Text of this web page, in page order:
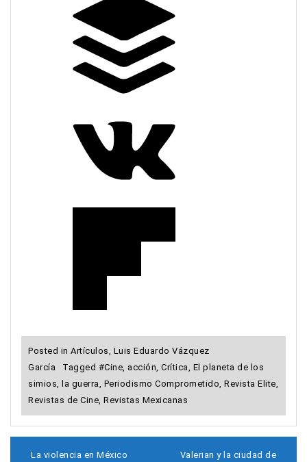
Posted in Artículos, Luis Eduardo Vázquez
García
Tagged #Cine, acción, Crítica, El planeta de los
simios, la guerra, Periodismo Comprometido, Revista Elite,
Revistas de Cine, Revistas Mexicanas
La violencia en México
Valerian y la ciudad de